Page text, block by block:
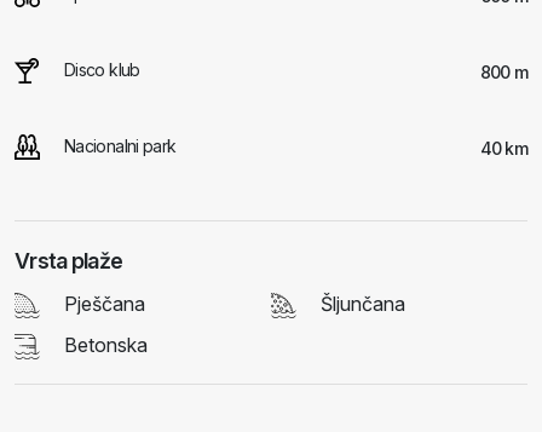
Disco klub 800 m
Nacionalni park 40 km
Vrsta plaže
Pješčana
Šljunčana
Betonska